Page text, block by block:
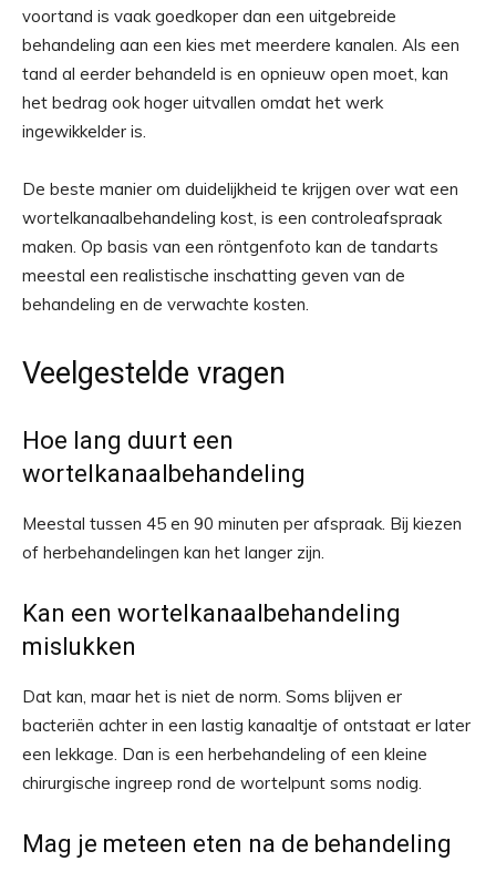
voortand is vaak goedkoper dan een uitgebreide
behandeling aan een kies met meerdere kanalen. Als een
tand al eerder behandeld is en opnieuw open moet, kan
het bedrag ook hoger uitvallen omdat het werk
ingewikkelder is.
De beste manier om duidelijkheid te krijgen over wat een
wortelkanaalbehandeling kost, is een controleafspraak
maken. Op basis van een röntgenfoto kan de tandarts
meestal een realistische inschatting geven van de
behandeling en de verwachte kosten.
Veelgestelde vragen
Hoe lang duurt een
wortelkanaalbehandeling
Meestal tussen 45 en 90 minuten per afspraak. Bij kiezen
of herbehandelingen kan het langer zijn.
Kan een wortelkanaalbehandeling
mislukken
Dat kan, maar het is niet de norm. Soms blijven er
bacteriën achter in een lastig kanaaltje of ontstaat er later
een lekkage. Dan is een herbehandeling of een kleine
chirurgische ingreep rond de wortelpunt soms nodig.
Mag je meteen eten na de behandeling